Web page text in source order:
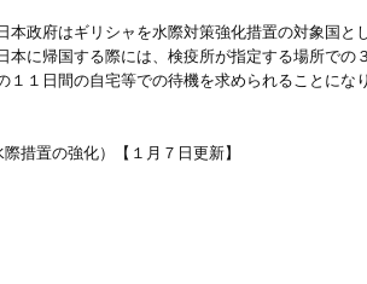
政府はギリシャを水際対策強化措置の対象国と
に帰国する際には、検疫所が指定する場所での
１日間の自宅等での待機を求められることになり
措置の強化）【１月７日更新】